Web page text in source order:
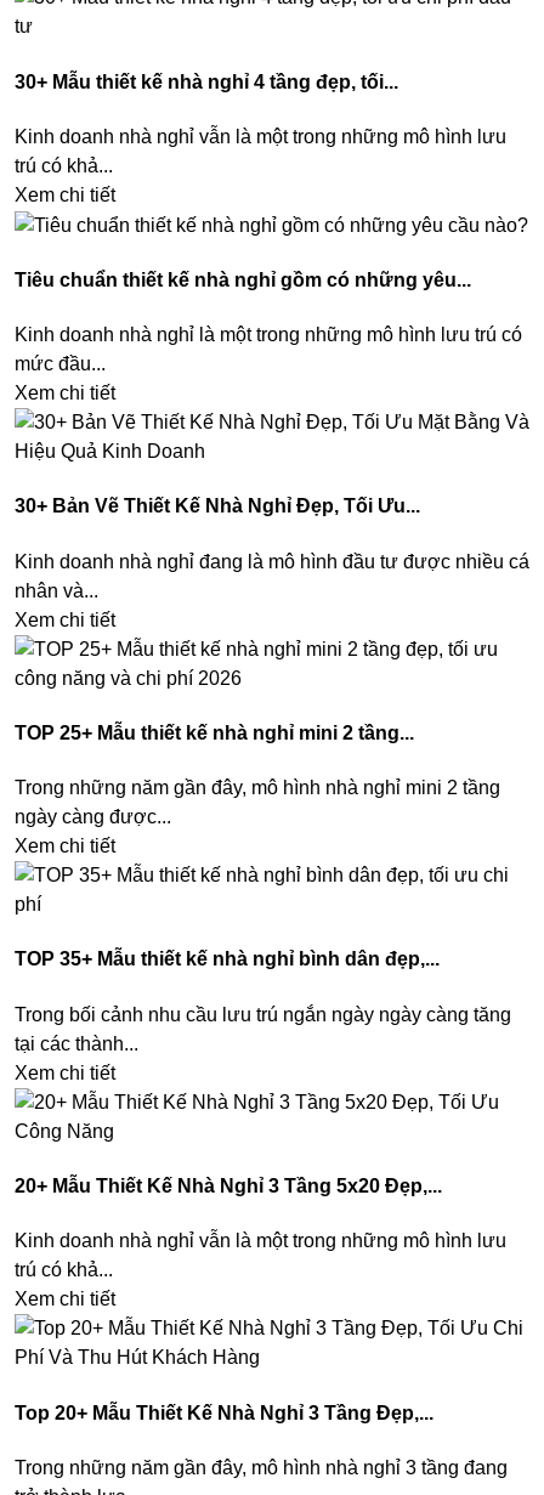
30+ Mẫu thiết kế nhà nghỉ 4 tầng đẹp, tối...
Kinh doanh nhà nghỉ vẫn là một trong những mô hình lưu
trú có khả...
Xem chi tiết
Tiêu chuẩn thiết kế nhà nghỉ gồm có những yêu...
Kinh doanh nhà nghỉ là một trong những mô hình lưu trú có
mức đầu...
Xem chi tiết
30+ Bản Vẽ Thiết Kế Nhà Nghỉ Đẹp, Tối Ưu...
Kinh doanh nhà nghỉ đang là mô hình đầu tư được nhiều cá
nhân và...
Xem chi tiết
TOP 25+ Mẫu thiết kế nhà nghỉ mini 2 tầng...
Trong những năm gần đây, mô hình nhà nghỉ mini 2 tầng
ngày càng được...
Xem chi tiết
TOP 35+ Mẫu thiết kế nhà nghỉ bình dân đẹp,...
Trong bối cảnh nhu cầu lưu trú ngắn ngày ngày càng tăng
tại các thành...
Xem chi tiết
20+ Mẫu Thiết Kế Nhà Nghỉ 3 Tầng 5x20 Đẹp,...
Kinh doanh nhà nghỉ vẫn là một trong những mô hình lưu
trú có khả...
Xem chi tiết
Top 20+ Mẫu Thiết Kế Nhà Nghỉ 3 Tầng Đẹp,...
Trong những năm gần đây, mô hình nhà nghỉ 3 tầng đang